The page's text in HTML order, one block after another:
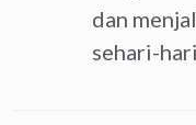
dan
sehari-